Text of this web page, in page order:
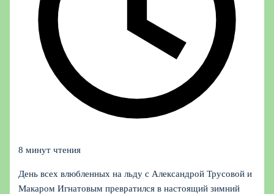
8 минут чтения
День всех влюбленных на льду с Александрой Трусовой и
Макаром Игнатовым превратился в настоящий зимний